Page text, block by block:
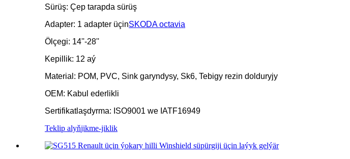
Sürüş: Çep tarapda sürüş
Adapter: 1 adapter üçinSKODA octavia
Ölçegi: 14''-28''
Kepillik: 12 aý
Material: POM, PVC, Sink garyndysy, Sk6, Tebigy rezin dolduryjy
OEM: Kabul ederlikli
Sertifikatlaşdyrma: ISO9001 we IATF16949
Teklip alyňjikme-jiklik